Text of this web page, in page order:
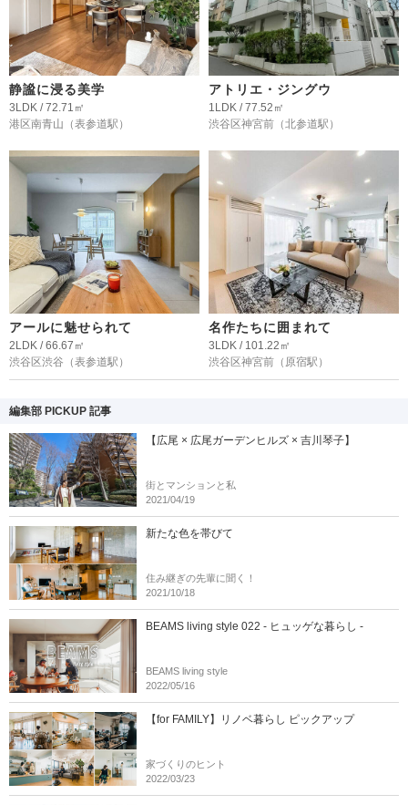
静謐に浸る美学
3LDK / 72.71㎡
港区南青山 （表参道駅）
アトリエ・ジングウ
1LDK / 77.52㎡
渋谷区神宮前 （北参道駅）
アールに魅せられて
2LDK / 66.67㎡
渋谷区渋谷 （表参道駅）
名作たちに囲まれて
3LDK / 101.22㎡
渋谷区神宮前 （原宿駅）
編集部 PICKUP 記事
【広尾 × 広尾ガーデンヒルズ × 吉川琴子】
街とマンションと私
2021/04/19
新たな色を帯びて
住み継ぎの先輩に聞く！
2021/10/18
BEAMS living style 022 - ヒュッゲな暮らし -
BEAMS living style
2022/05/16
【for FAMILY】リノベ暮らし ピックアップ
家づくりのヒント
2022/03/23